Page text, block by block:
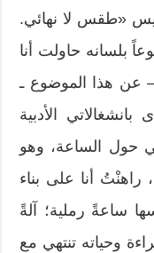
«طقس لا نهائي.
بلسانه حاولت أنا
عن هذا الموضوع ـ
الأدبية
حول الساعة، وهو
أنا على بناء
ساعةً رملية؛ آلةً
وحياته تنتهي مع